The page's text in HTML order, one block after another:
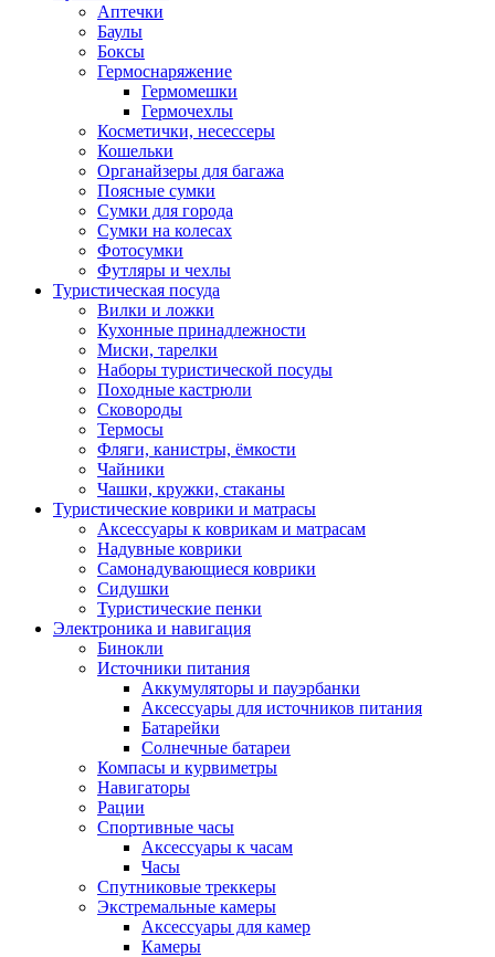
Аптечки
Баулы
Боксы
Гермоснаряжение
Гермомешки
Гермочехлы
Косметички, несессеры
Кошельки
Органайзеры для багажа
Поясные сумки
Сумки для города
Сумки на колесах
Фотосумки
Футляры и чехлы
Туристическая посуда
Вилки и ложки
Кухонные принадлежности
Миски, тарелки
Наборы туристической посуды
Походные кастрюли
Сковороды
Термосы
Фляги, канистры, ёмкости
Чайники
Чашки, кружки, стаканы
Туристические коврики и матрасы
Аксессуары к коврикам и матрасам
Надувные коврики
Самонадувающиеся коврики
Сидушки
Туристические пенки
Электроника и навигация
Бинокли
Источники питания
Аккумуляторы и пауэрбанки
Аксессуары для источников питания
Батарейки
Солнечные батареи
Компасы и курвиметры
Навигаторы
Рации
Спортивные часы
Аксессуары к часам
Часы
Спутниковые треккеры
Экстремальные камеры
Аксессуары для камер
Камеры